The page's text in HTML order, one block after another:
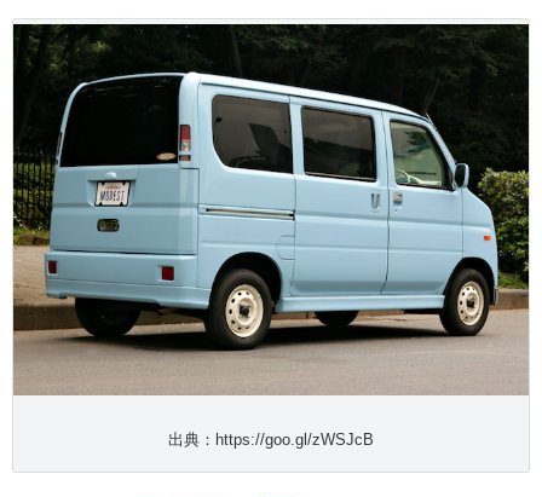
出典：https://goo.gl/zWSJcB